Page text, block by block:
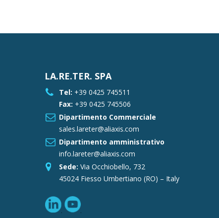
LA.RE.TER. SPA
Tel: +39 0425 745511
Fax: +39 0425 745506
Dipartimento Commerciale
sales.lareter@aliaxis.com
Dipartimento amministrativo
info.lareter@aliaxis.com
Sede: Via Occhiobello, 732
45024 Fiesso Umbertiano (RO) – Italy